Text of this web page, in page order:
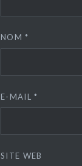
NOM*
E-MAIL*
SITE WEB